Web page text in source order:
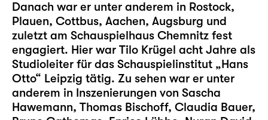
Danach war er unter anderem in Rostock,
Plauen, Cottbus, Aachen, Augsburg und
zuletzt am Schauspielhaus Chemnitz fest
engagiert. Hier war Tilo Krügel acht Jahre als
Studioleiter für das Schauspielinstitut „Hans
Otto“ Leipzig tätig. Zu sehen war er unter
anderem in Inszenierungen von Sascha
Hawemann, Thomas Bischoff, Claudia Bauer,